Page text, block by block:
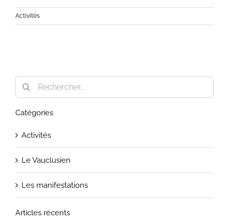
Activités
Rechercher:
Catégories
Activités
Le Vauclusien
Les manifestations
Articles récents